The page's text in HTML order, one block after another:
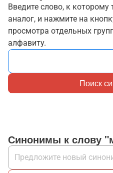
Введите слово, к которому
аналог, и нажмите на
просмотра отдельных
алфавиту.
Поиск
Синонимы к слову